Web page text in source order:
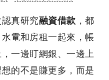
真研究融資借款 ，都
電和房租一起來，帳
一邊盯網銀、一邊上
的不是賺更多，而是